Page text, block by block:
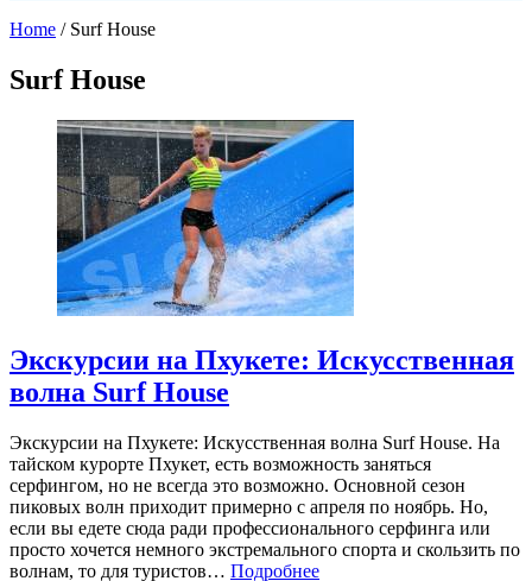
Home / Surf House
Surf House
Экскурсии на Пхукете: Искусственная
волна Surf House
Экскурсии на Пхукете: Искусственная волна Surf House. На
тайском курорте Пхукет, есть возможность заняться
серфингом, но не всегда это возможно. Основной сезон
пиковых волн приходит примерно с апреля по ноябрь. Но,
если вы едете сюда ради профессионального серфинга или
просто хочется немного экстремального спорта и скользить по
волнам, то для туристов… Подробнее